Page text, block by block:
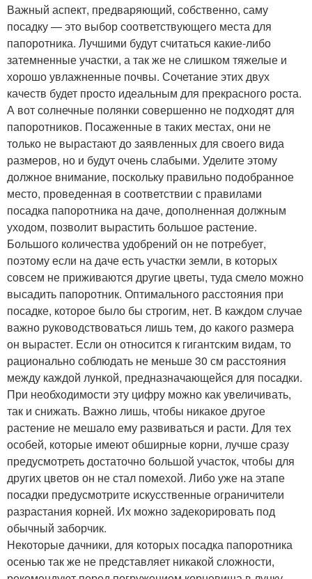
Важный аспект, предваряющий, собственно, саму
посадку — это выбор соответствующего места для
папоротника. Лучшими будут считаться какие-либо
затемненные участки, а так же не слишком тяжелые и
хорошо увлажненные почвы. Сочетание этих двух
качеств будет просто идеальным для прекрасного роста.
А вот солнечные полянки совершенно не подходят для
папоротников. Посаженные в таких местах, они не
только не вырастают до заявленных для своего вида
размеров, но и будут очень слабыми. Уделите этому
должное внимание, поскольку правильно подобранное
место, проведенная в соответствии с правилами
посадка папоротника на даче, дополненная должным
уходом, позволит вырастить большое растение.
Большого количества удобрений он не потребует,
поэтому если на даче есть участки земли, в которых
совсем не приживаются другие цветы, туда смело можно
высадить папоротник. Оптимального расстояния при
посадке, которое было бы строгим, нет. В каждом случае
важно руководствоваться лишь тем, до какого размера
он вырастет. Если он относится к гигантским видам, то
рационально соблюдать не меньше 30 см расстояния
между каждой лункой, предназначающейся для посадки.
При необходимости эту цифру можно как увеличивать,
так и снижать. Важно лишь, чтобы никакое другое
растение не мешало ему развиваться и расти. Для тех
особей, которые имеют обширные корни, лучше сразу
предусмотреть достаточно большой участок, чтобы для
других цветов он не стал помехой. Либо уже на этапе
посадки предусмотрите искусственные ограничители
разрастания корней. Их можно задекорировать под
обычный заборчик.
Некоторые дачники, для которых посадка папоротника
осенью так же не представляет никакой сложности,